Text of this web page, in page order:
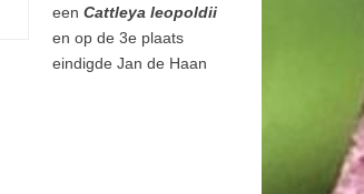
een Cattleya leopoldii
en op de 3e plaats
eindigde Jan de Haan